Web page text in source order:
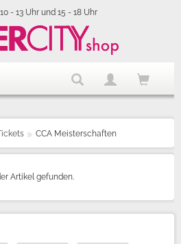
- 13 Uhr und 15 - 18 Uhr
CCA Meisterschaften
Artikel gefunden.